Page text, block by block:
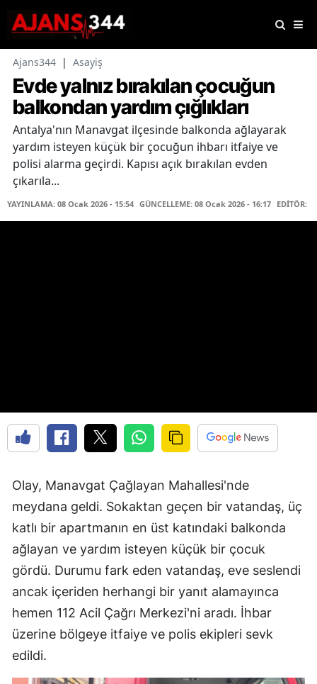
Ajans344 | Asayiş
Evde yalnız bırakılan çocuğun
balkondan yardım çığlıkları
Antalya'nın Manavgat ilçesinde balkonda ağlayarak
yardım isteyen küçük bir çocuğun ihbarı itfaiye ve
polisi alarma geçirdi. Kapısı açık bırakılan evden
çıkarıla...
YAYINLAMA: 08 Ocak 2026 - 15:54 GÜNCELLEME: 08 Ocak 2026 - 16:17 EDİTÖR:
Olay, Manavgat Çağlayan Mahallesi'nde
meydana geldi. Sokaktan geçen bir vatandaş, üç
katlı bir apartmanın en üst katındaki balkonda
ağlayan ve yardım isteyen küçük bir çocuk
gördü. Durumu fark eden vatandaş, eve seslendi
ancak içeriden herhangi bir yanıt alamayınca
hemen 112 Acil Çağrı Merkezi'ni aradı. İhbar
üzerine bölgeye itfaiye ve polis ekipleri sevk
edildi.